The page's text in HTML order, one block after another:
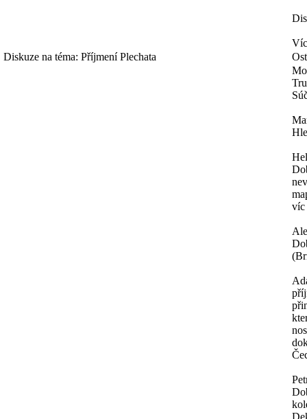
Diskuze na téma: Příjmení Plechata
víc